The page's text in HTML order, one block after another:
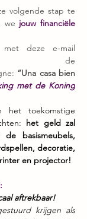
volgende stap te
we jouw financiële
met deze e-mail
de
“Una casa bien
met de Koning
het toekomstige
het geld zal
basismeubels,
decoratie,
en projector!
aftrekbaar!
krijgen als